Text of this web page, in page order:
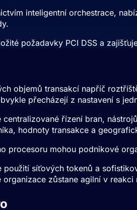
inteligentní orchestrace,
požadavky PCI DSS a
objemů transakcí napříč
přecházejí z nastavení s
řízení bran,
hodnoty transakce a
procesoru mohou podnikové
síťových tokenů a
zůstane agilní v